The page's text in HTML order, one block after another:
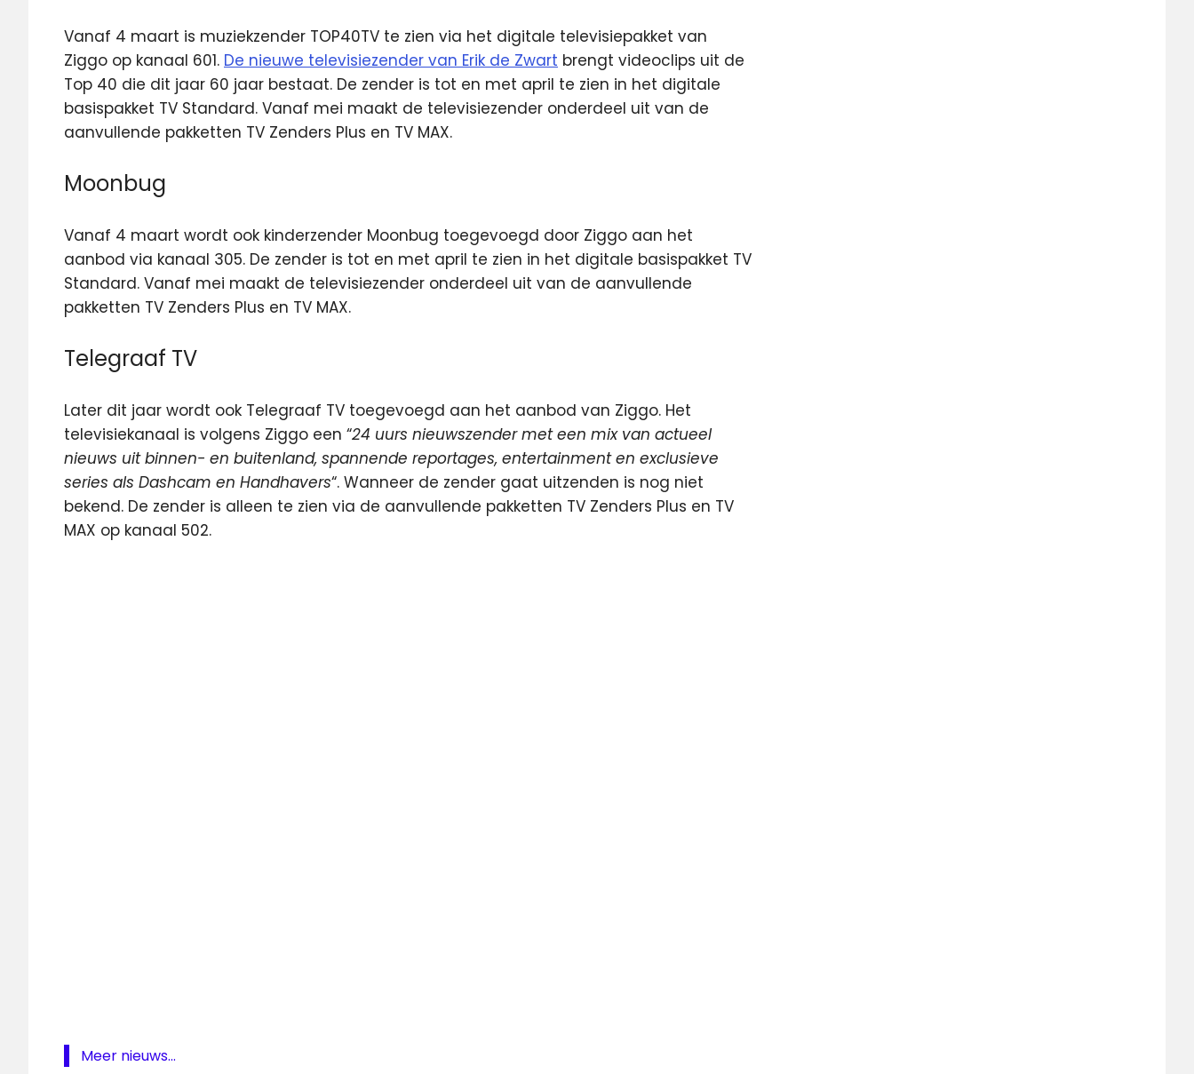
Vanaf 4 maart is muziekzender TOP40TV te zien via het digitale televisiepakket van
Ziggo op kanaal 601. De nieuwe televisiezender van Erik de Zwart brengt videoclips uit de
Top 40 die dit jaar 60 jaar bestaat. De zender is tot en met april te zien in het digitale
basispakket TV Standard. Vanaf mei maakt de televisiezender onderdeel uit van de
aanvullende pakketten TV Zenders Plus en TV MAX.
Moonbug
Vanaf 4 maart wordt ook kinderzender Moonbug toegevoegd door Ziggo aan het
aanbod via kanaal 305. De zender is tot en met april te zien in het digitale basispakket TV
Standard. Vanaf mei maakt de televisiezender onderdeel uit van de aanvullende
pakketten TV Zenders Plus en TV MAX.
Telegraaf TV
Later dit jaar wordt ook Telegraaf TV toegevoegd aan het aanbod van Ziggo. Het
televisiekanaal is volgens Ziggo een “24 uurs nieuwszender met een mix van actueel
nieuws uit binnen- en buitenland, spannende reportages, entertainment en exclusieve
series als Dashcam en Handhavers“. Wanneer de zender gaat uitzenden is nog niet
bekend. De zender is alleen te zien via de aanvullende pakketten TV Zenders Plus en TV
MAX op kanaal 502.
Meer nieuws...